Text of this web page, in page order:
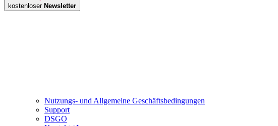
kostenloser Newsletter
Nutzungs- und Allgemeine Geschäftsbedingungen
Support
DSGO